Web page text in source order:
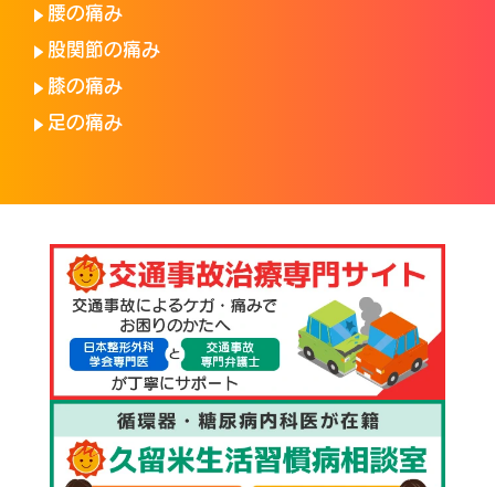
腰の痛み
股関節の痛み
膝の痛み
足の痛み